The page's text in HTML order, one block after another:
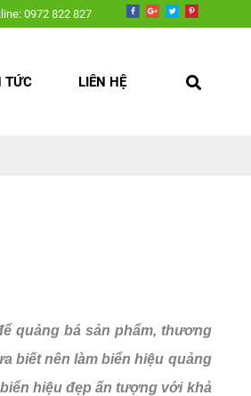
0972 822 827
TỨC LIÊN HỆ
quảng bá sản phẩm, thương
biết nên làm biển hiệu quảng
hiệu đẹp ấn tượng với khả